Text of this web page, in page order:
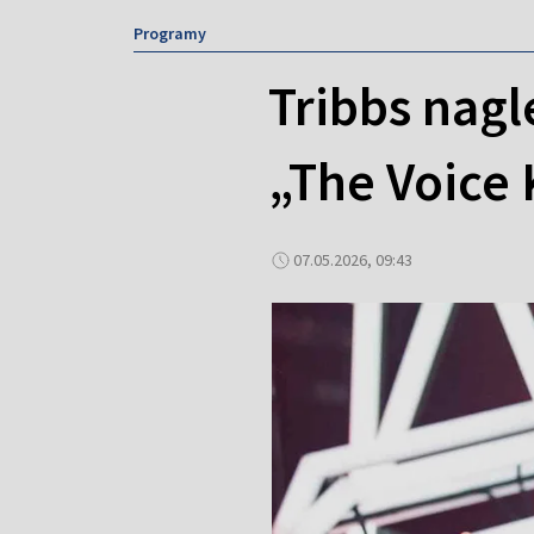
Programy
Tribbs
„The
07.05.2026, 09:43